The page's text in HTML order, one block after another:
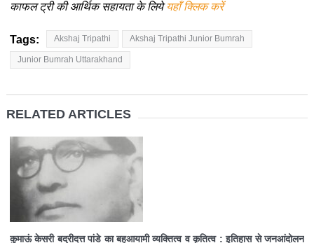
काफल ट्री की आर्थिक सहायता के लियेयहाँ क्लिक करें
Tags: Akshaj Tripathi Akshaj Tripathi Junior Bumrah
Junior Bumrah Uttarakhand
RELATED ARTICLES
कुमाऊं केसरी बद्रीदत्त पांडे का बहुआयामी व्यक्तित्व व कृतित्व : इतिहास से जनआंदोलन